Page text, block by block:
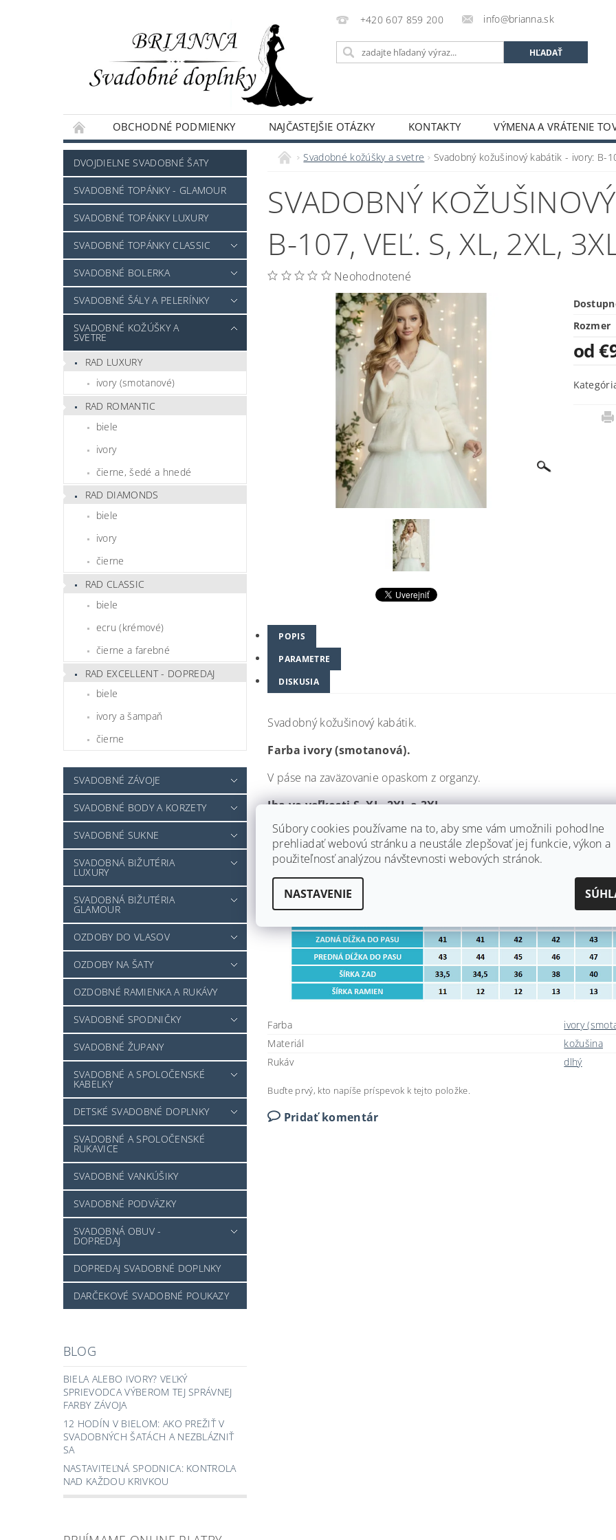
+420 607 859 200 info@brianna.sk
OBCHODNÉ PODMIENKY NAJČASTEJŠIE OTÁZKY KONTAKTY
VÝMENA A VRÁTENIE
NAPÍŠTE NÁM
DVOJDIELNE SVADOBNÉ ŠATY
SVADOBNÉ TOPÁNKY - GLAMOUR
SVADOBNÉ TOPÁNKY LUXURY
SVADOBNÉ TOPÁNKY CLASSIC
SVADOBNÉ BOLERKA
SVADOBNÉ ŠÁLY A PELERÍNKY
SVADOBNÉ KOŽÚŠKY A
SVETRE
RAD LUXURY
ivory (smotanové)
RAD ROMANTIC
biele
ivory
čierne, šedé a hnedé
RAD DIAMONDS
biele
ivory
čierne
RAD CLASSIC
biele
ecru (krémové)
čierne a farebné
RAD EXCELLENT - DOPREDAJ
biele
ivory a šampaň
čierne
SVADOBNÉ ZÁVOJE
SVADOBNÉ BODY A KORZETY
SVADOBNÉ SUKNE
SVADOBNÁ BIŽUTÉRIA
LUXURY
SVADOBNÁ BIŽUTÉRIA
GLAMOUR
OZDOBY DO VLASOV
OZDOBY NA ŠATY
OZDOBNÉ RAMIENKA A RUKÁVY
SVADOBNÉ SPODNIČKY
SVADOBNÉ ŽUPANY
SVADOBNÉ A SPOLOČENSKÉ
KABELKY
DETSKÉ SVADOBNÉ DOPLNKY
SVADOBNÉ A SPOLOČENSKÉ
RUKAVICE
SVADOBNÉ VANKÚŠIKY
SVADOBNÉ PODVÄZKY
SVADOBNÁ OBUV -
DOPREDAJ
DOPREDAJ SVADOBNÉ DOPLNKY
DARČEKOVÉ SVADOBNÉ POUKAZY
BLOG
BIELA ALEBO IVORY? VEĽKÝ
SPRIEVODCA VÝBEROM TEJ SPRÁVNEJ
FARBY ZÁVOJA
12 HODÍN V BIELOM: AKO PREŽIŤ V
SVADOBNÝCH ŠATÁCH A NEZBLÁZNIŤ
SA
NASTAVITEĽNÁ SPODNICA: KONTROLA
NAD KAŽDOU KRIVKOU
Svadobné kožúšky a svetre Svadobný kožušinový kabátik - ivory: B-
SVADOBNÝ
B-107, VEĽ. S, XL, 2XL,
Neohodnotené
Rozmer
od
POPIS
PARAMETRE
DISKUSIA
Svadobný kožušinový kabátik.
Farba ivory (smotanová).
V páse na zaväzovanie opaskom z organzy.
Iba vo veľkosti S, XL, 2XL a 3XL.
Farba
ivory
Materiál
kožušina
Rukáv
dlhý
Buďte prvý, kto napíše príspevok k tejto položke.
Pridať komentár
Súbory cookies používame na to, aby sme vám umožnili pohodlne
prehliadať webovú stránku a neustále zlepšovať jej funkcie, výkon a
použiteľnosť analýzou návštevnosti webových stránok.
NASTAVENIE